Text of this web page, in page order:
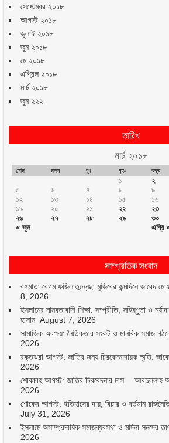
সেপ্টেম্বর ২০১৮
আগস্ট ২০১৮
জুলাই ২০১৮
জুন ২০১৮
মে ২০১৮
এপ্রিল ২০১৮
মার্চ ২০১৮
জুন ২২২
তারিখ
মার্চ ২০১৮
সোম মঙ্গল বুধ বৃহঃ শুক্র
« জুন এপ্রি
১ ২
৫
৬ ৭ ৮ ৯
১২
১৩ ১৪ ১৫ ১৬
১৯
২০ ২১ ২২ ২৩
২৬
২৭ ২৮ ২৯ ৩০
সাম্প্রতিক সংবাদ
বঙ্গমাতা বেগম ফজিলাতুন্নেছা মুজিবের জন্মদিনে জাবেদ
8, 2026
ইসলামের মানবতাবাদী শিক্ষা: সম্প্রীতি, সহিষ্ণুতা ও
হাসান August 7, 2026
সামাজিক অবক্ষয়: নৈতিকতার সংকট ও মানবিক সমাজ
2026
রক্তঝরা আগস্ট: জাতির জন্য চিরবেদনাদায়ক স্মৃতি:
2026
শোকাবহ আগস্ট: জাতির চিরবেদনার মাস— আবদুল্লাহ
2026
শোকের আগস্ট: ইতিহাসের দায়, বিচার ও বর্তমান
July 31, 2026
ইসলামে অসাম্প্রদায়িক সমাজব্যবস্থা ও মদিনা সনদের
2026